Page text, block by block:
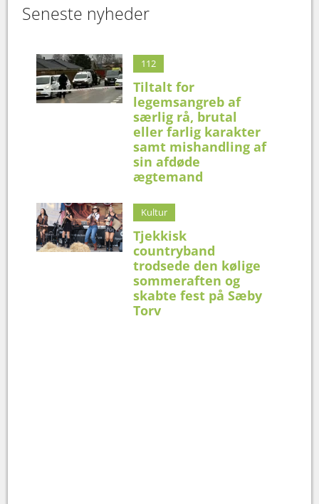
Seneste nyheder
112
Tiltalt for
legemsangreb af
særlig rå, brutal
eller farlig karakter
samt mishandling af
sin afdøde
ægtemand
Kultur
Tjekkisk
countryband
trodsede den kølige
sommeraften og
skabte fest på Sæby
Torv